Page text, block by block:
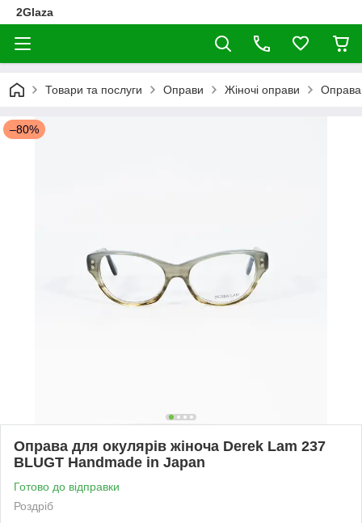
2Glaza
Товари та послуги Оправи Жіночі оправи Оправа
–80%
Оправа для окулярів жіноча Derek Lam 237
BLUGT Handmade in Japan
Готово до відправки
Роздріб